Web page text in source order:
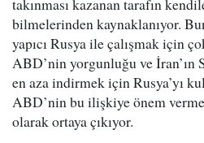
takınması kazanan tarafın
bilmelerinden kaynaklanıyor.
yapıcı Rusya ile çalışmak için
ABD’nin yorgunluğu ve İran’ın
en aza indirmek için Rusya’yı
ABD’nin bu ilişkiye önem
olarak ortaya çıkıyor.